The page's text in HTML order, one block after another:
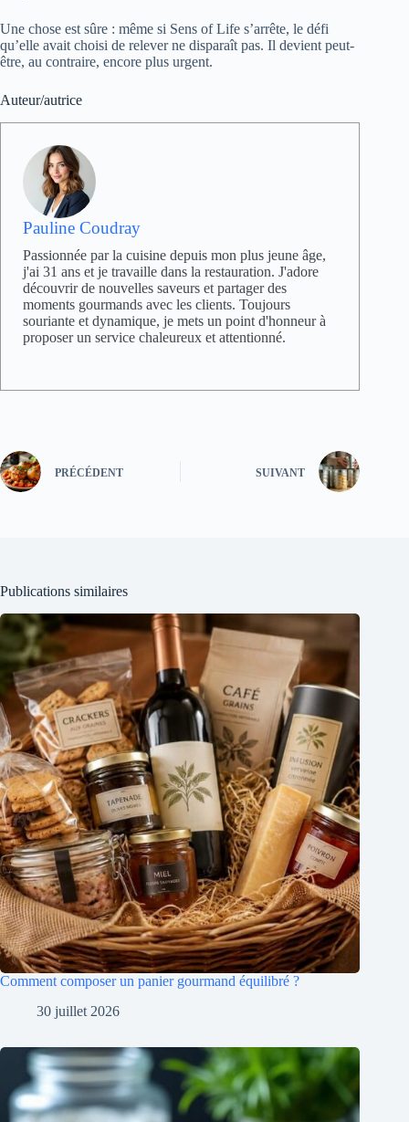
Une chose est sûre : même si Sens of Life s’arrête, le défi
qu’elle avait choisi de relever ne disparaît pas. Il devient peut-
être, au contraire, encore plus urgent.
Auteur/autrice
Pauline Coudray
Passionnée par la cuisine depuis mon plus jeune âge,
j'ai 31 ans et je travaille dans la restauration. J'adore
découvrir de nouvelles saveurs et partager des
moments gourmands avec les clients. Toujours
souriante et dynamique, je mets un point d'honneur à
proposer un service chaleureux et attentionné.
PRÉCÉDENT SUIVANT
Publications similaires
Comment composer un panier gourmand équilibré ?
30 juillet 2026